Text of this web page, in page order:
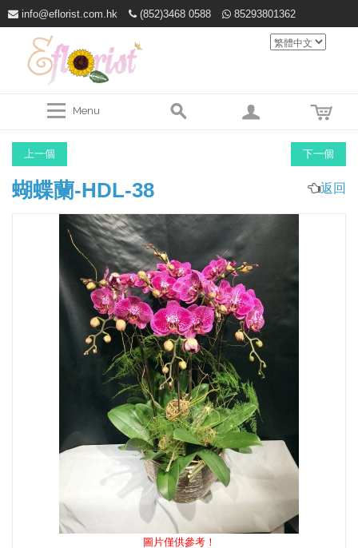
info@eflorist.com.hk (852)3468 0588 85293801362
Menu
上一個 下一個
蝴蝶蘭-HDL-38 返回
圖片僅供參考！